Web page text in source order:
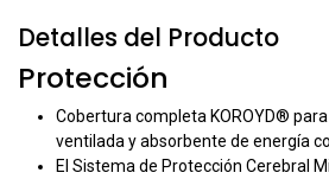
Detalles del Producto
Protección
Cobertura completa KOROYD®
ventilada y absorbente de energía
El Sistema de Protección Cerebral